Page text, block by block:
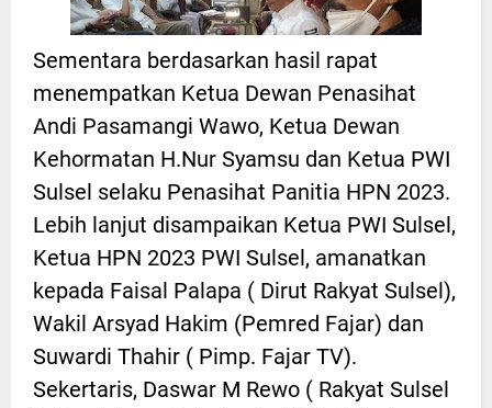
Sementara berdasarkan hasil rapat
menempatkan Ketua Dewan Penasihat
Andi Pasamangi Wawo, Ketua Dewan
Kehormatan H.Nur Syamsu dan Ketua PWI
Sulsel selaku Penasihat Panitia HPN 2023.
Lebih lanjut disampaikan Ketua PWI Sulsel,
Ketua HPN 2023 PWI Sulsel, amanatkan
kepada Faisal Palapa ( Dirut Rakyat Sulsel),
Wakil Arsyad Hakim (Pemred Fajar) dan
Suwardi Thahir ( Pimp. Fajar TV).
Sekertaris, Daswar M Rewo ( Rakyat Sulsel